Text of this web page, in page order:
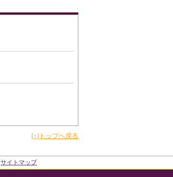
[↑]トップへ戻る
サイトマップ